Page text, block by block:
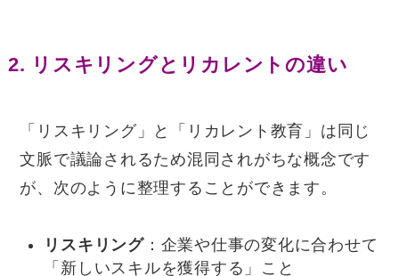
2. リスキリングとリカレントの違い
「リスキリング」と「リカレント教育」は同じ
文脈で議論されるため混同されがちな概念です
が、次のように整理することができます。
リスキリング：企業や仕事の変化に合わせて
「新しいスキルを獲得する」こと